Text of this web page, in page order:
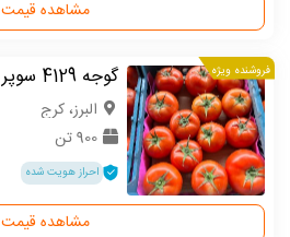
مشاهده قیمت
فروشنده ویژه گوجه 4129 سوپر
البرز، کرج
900 تن
احراز هویت شده
مشاهده قیمت